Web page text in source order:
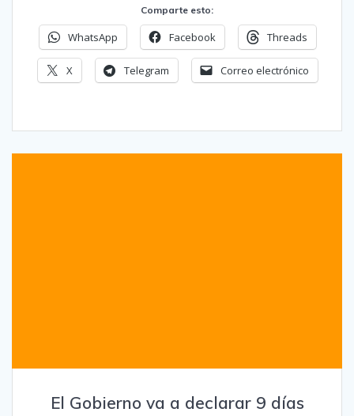
Comparte esto:
WhatsApp Facebook Threads
X Telegram Correo electrónico
El Gobierno va a declarar 9 días